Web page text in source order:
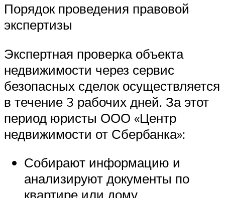
Порядок проведения правовой
экспертизы
Экспертная проверка объекта
недвижимости через сервис
безопасных сделок осуществляется
в течение 3 рабочих дней. За этот
период юристы ООО «Центр
недвижимости от Сбербанка»:
Собирают информацию и
анализируют документы по
квартире или дому.